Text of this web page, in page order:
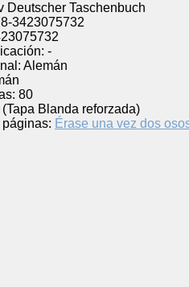
Deutscher Taschenbuch
3423075732
-
Alemán
80
Blanda reforzada)
Érase una vez dos